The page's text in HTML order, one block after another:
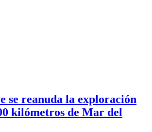
se reanuda la exploración
kilómetros de Mar del